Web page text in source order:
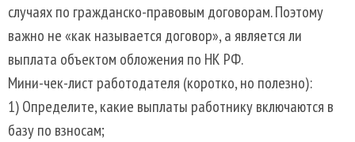
случаях по гражданско-правовым договорам. Поэтому
важно не «как называется договор», а является ли
выплата объектом обложения по НК РФ.
Мини-чек-лист работодателя (коротко, но полезно):
1) Определите, какие выплаты работнику включаются в
базу по взносам;